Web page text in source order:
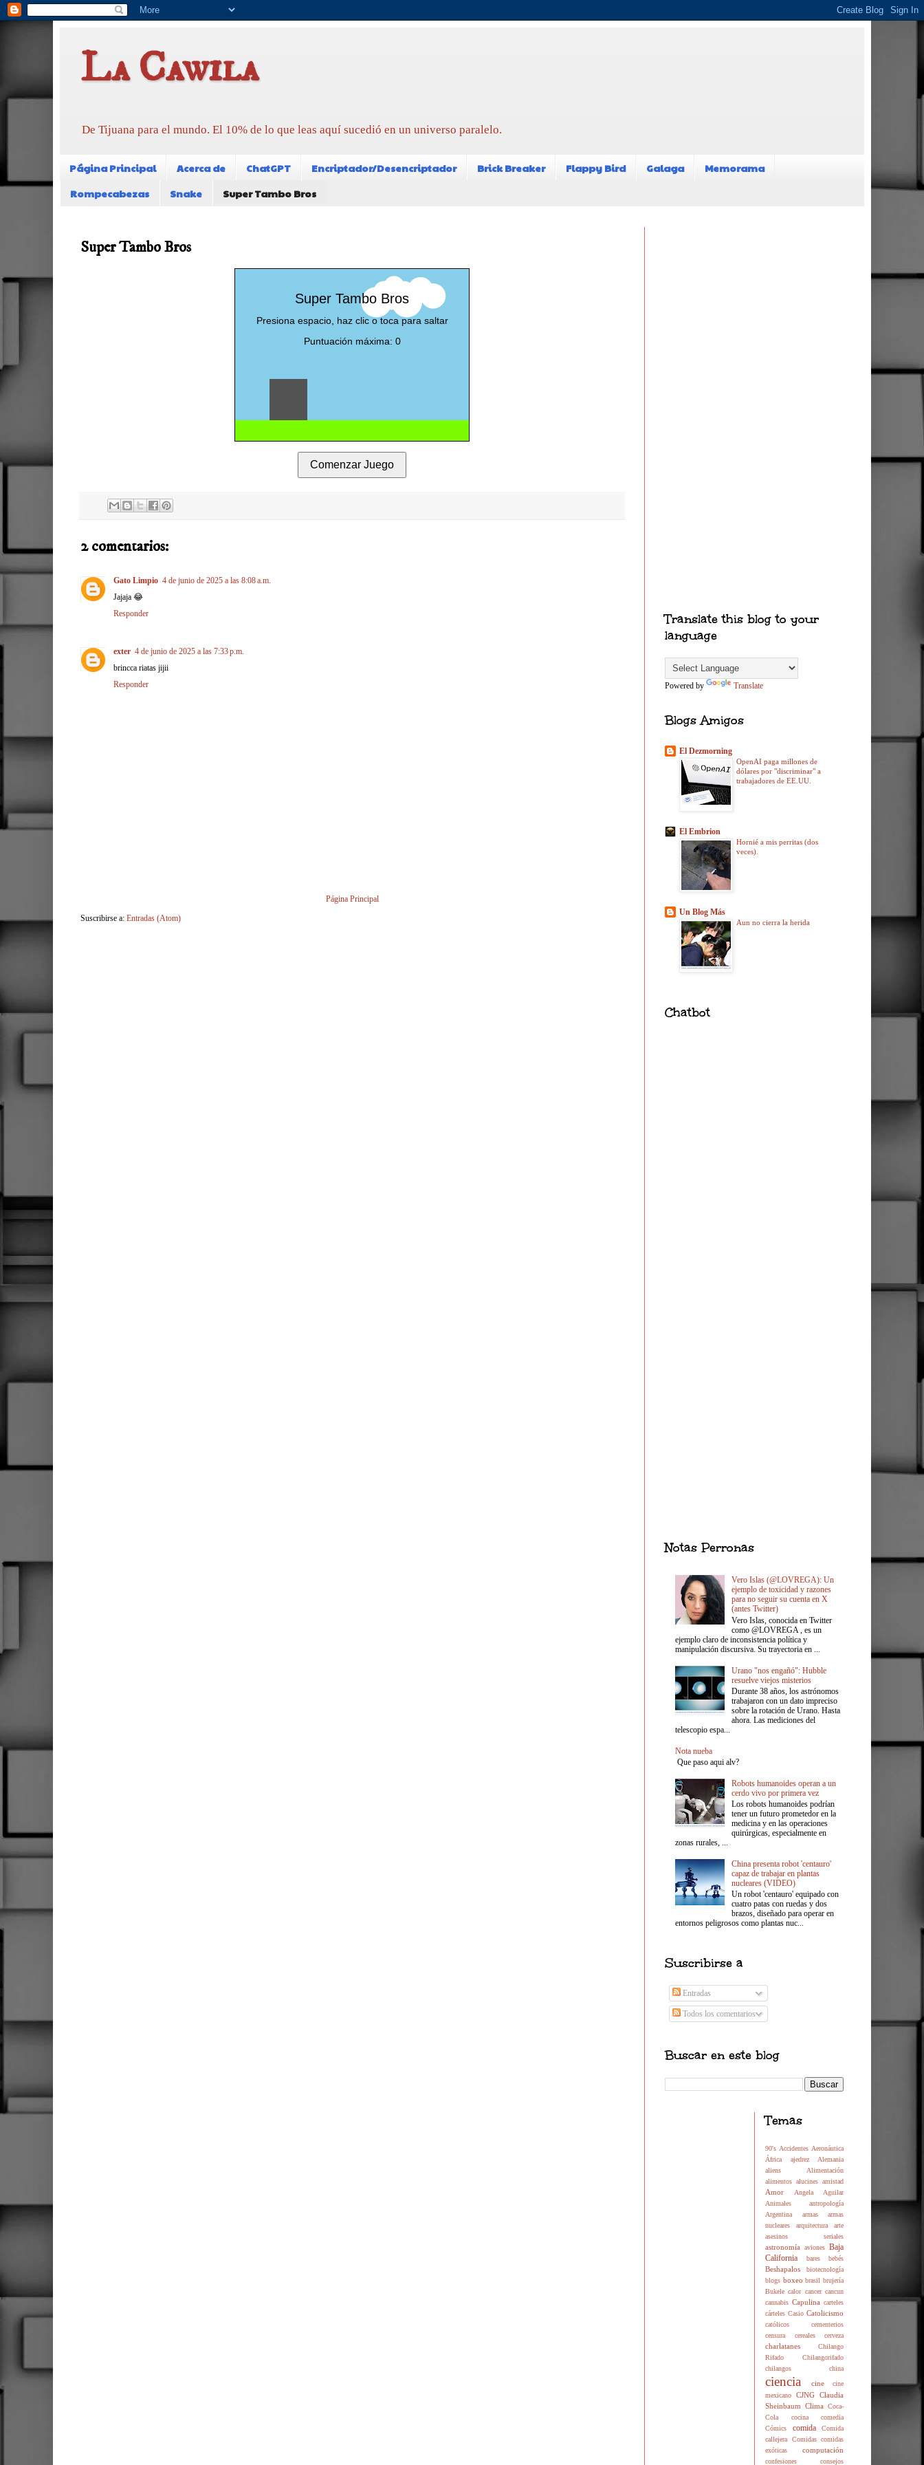
La Cawila
De Tijuana para el mundo. El 10% de lo que leas aquí sucedió en un universo paralelo.
Página Principal Acerca de ChatGPT Encriptador/Desencriptador Brick Breaker Flappy Bird Galaga
Memorama
Rompecabezas
Snake Super Tambo Bros
Super Tambo Bros
Comenzar Juego
2 comentarios:
Gato Limpio 4 de junio de 2025 a las 8:08 a.m.
Jajaja 😂
Responder
exter 4 de junio de 2025 a las 7:33 p.m.
brincca riatas jijii
Responder
Página Principal
Suscribirse a: Entradas (Atom)
Translate this blog to your
language
Powered by Translate
Blogs Amigos
El Dezmorning
OpenAI paga millones de
dólares por "discriminar" a
trabajadores de EE.UU.
El Embrion
Hornié a mis perritas (dos
veces).
Un Blog Más
Aun no cierra la herida
Chatbot
Notas Perronas
Vero Islas (@LOVREGA): Un
ejemplo de toxicidad y razones
para no seguir su cuenta en X
(antes Twitter)
Vero Islas, conocida en Twitter
como @LOVREGA , es un
ejemplo claro de inconsistencia política y
manipulación discursiva. Su trayectoria en ...
Urano "nos engañó": Hubble
resuelve viejos misterios
Durante 38 años, los astrónomos
trabajaron con un dato impreciso
sobre la rotación de Urano. Hasta
ahora. Las mediciones del
telescopio espa...
Nota nueba
Que paso aqui alv?
Robots humanoides operan a un
cerdo vivo por primera vez
Los robots humanoides podrían
tener un futuro prometedor en la
medicina y en las operaciones
quirúrgicas, especialmente en
zonas rurales, ...
China presenta robot 'centauro'
capaz de trabajar en plantas
nucleares (VIDEO)
Un robot 'centauro' equipado con
cuatro patas con ruedas y dos
brazos, diseñado para operar en
entornos peligrosos como plantas nuc...
Suscribirse a
Entradas
Todos los comentarios
Buscar en este blog
Temas
90's Accidentes Aeronáutica
África
ajedrez
Alemania
aliens
Alimentación
alimentos alucines amistad
Amor
Angela Aguilar
Animales
antropología
Argentina
armas
armas
nucleares
arquitectura
arte
asesinos seriales
astronomía aviones Baja
California
bares bebés
Beshapalos
biotecnología
blogs boxeo brasil brujería
Bukele calor cancer cancun
cannabis Capulina carteles
cárteles Casio Catolicismo
católicos
cementerios
censura
cereales cerveza
charlatanes
Chilango
Rifado
Chilangorifado
chilangos
china
ciencia cine
cine
mexicano
CJNG Claudia
Sheinbaum Clima
Coca-
Cola
cocina
comedia
Cómics
comida
Comida
callejera
Comidas comidas
exóticas
computación
confesiones consejos